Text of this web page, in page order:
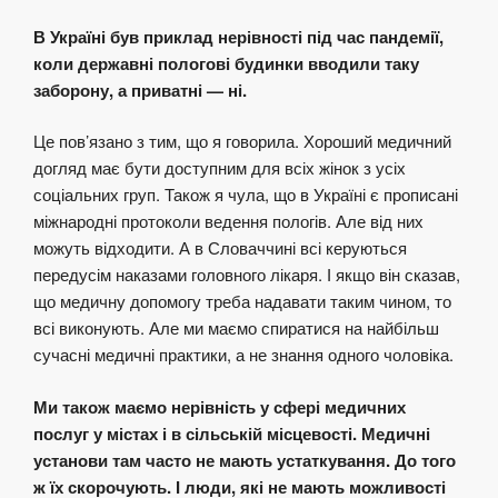
В Україні був приклад нерівності під час пандемії,
коли державні пологові будинки вводили таку
заборону, а приватні — ні.
Це пов’язано з тим, що я говорила. Хороший медичний
догляд має бути доступним для всіх жінок з усіх
соціальних груп. Також я чула, що в Україні є прописані
міжнародні протоколи ведення пологів. Але від них
можуть відходити. А в Словаччині всі керуються
передусім наказами головного лікаря. І якщо він сказав,
що медичну допомогу треба надавати таким чином, то
всі виконують. Але ми маємо спиратися на найбільш
сучасні медичні практики, а не знання одного чоловіка.
Ми також маємо нерівність у сфері медичних
послуг у містах і в сільській місцевості. Медичні
установи там часто не мають устаткування. До того
ж їх скорочують. І люди, які не мають можливості